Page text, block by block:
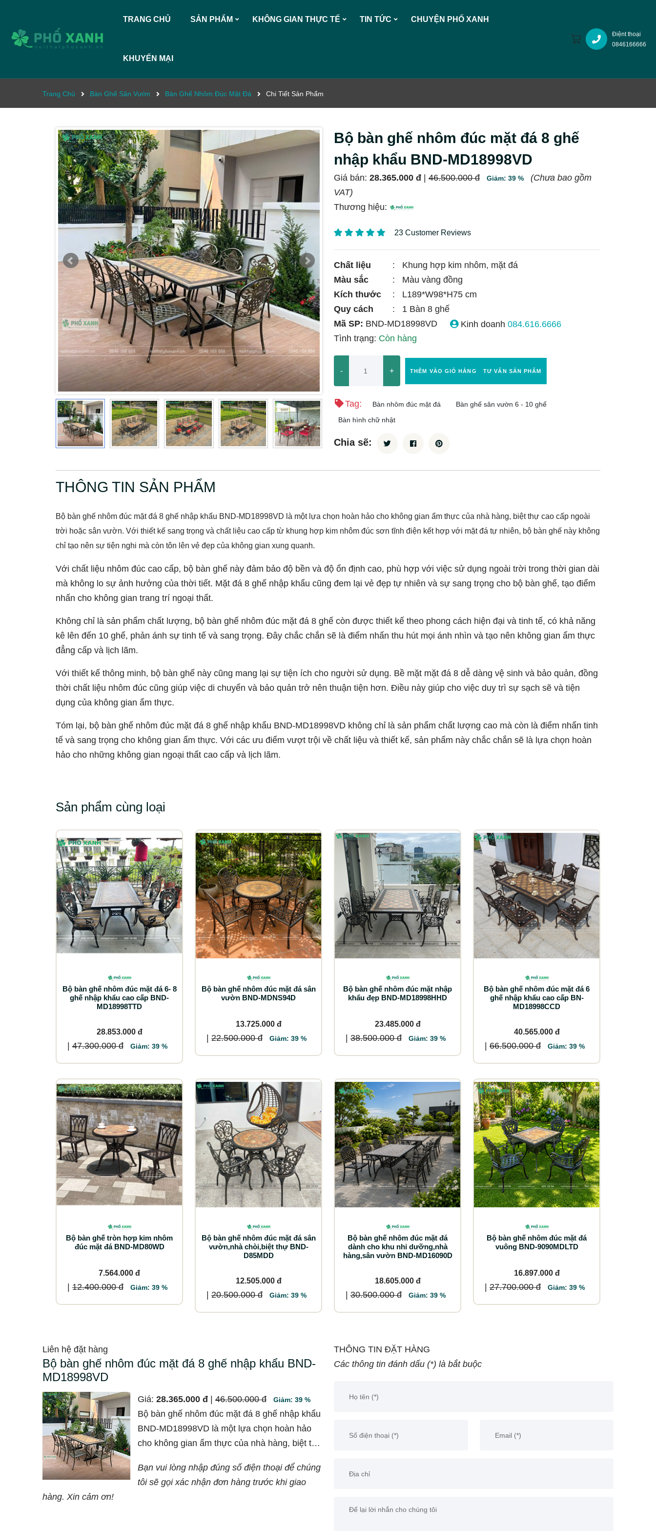
TRANG CHỦ SẢN PHẨM KHÔNG GIAN THỰC TẾ TIN TỨC CHUYỆN PHỐ XANH
KHUYẾN MẠI
Điệnt thoại
0846166666
Trang Chủ Bàn Ghế Sân Vườn Bàn Ghế Nhôm Đúc Mặt Đá Chi Tiết Sản Phẩm
Bộ bàn ghế nhôm đúc mặt đá 8 ghế
nhập khẩu BND-MD18998VD
Giá bán: 28.365.000 đ 46.500.000 đ Giảm: 39 %
(Chưa bao gồm
VAT)
Thương hiệu:
23 Customer Reviews
Chất liệu :
Khung hợp kim nhôm, mặt đá
Màu sắc
:
Màu vàng đồng
Kích thước
:
L189*W98*H75 cm
Quy cách
:
1 Bàn 8 ghế
Mã SP: BND-MD18998VD
Tình trạng: Còn hàng
Kinh doanh 084.616.6666
- + THÊM VÀO GIỎ HÀNG TƯ VẤN SẢN PHẨM
Tag: Bàn nhôm đúc mặt đá
Bàn ghế sân vườn 6 - 10 ghế
Bàn hình chữ nhật
Chia sẽ:
THÔNG TIN SẢN PHẨM
Bộ bàn ghế nhôm đúc mặt đá 8 ghế nhập khẩu BND-MD18998VD là một lựa chọn hoàn hảo cho không gian ẩm thực của nhà hàng, biệt thự cao cấp ngoài
trời hoặc sân vườn. Với thiết kế sang trọng và chất liệu cao cấp từ khung hợp kim nhôm đúc sơn tĩnh điện kết hợp với mặt đá tự nhiên, bộ bàn ghế này không
chỉ tạo nên sự tiện nghi mà còn tôn lên vẻ đẹp của không gian xung quanh.
Với chất liệu nhôm đúc cao cấp, bộ bàn ghế này đảm bảo độ bền và độ ổn định cao, phù hợp với việc sử dụng ngoài trời trong thời gian dài
mà không lo sự ảnh hưởng của thời tiết. Mặt đá 8 ghế nhập khẩu cũng đem lại vẻ đẹp tự nhiên và sự sang trọng cho bộ bàn ghế, tạo điểm
nhấn cho không gian trang trí ngoại thất.
Không chỉ là sản phẩm chất lượng, bộ bàn ghế nhôm đúc mặt đá 8 ghế còn được thiết kế theo phong cách hiện đại và tinh tế, có khả năng
kê lên đến 10 ghế, phản ánh sự tinh tế và sang trọng. Đây chắc chắn sẽ là điểm nhấn thu hút mọi ánh nhìn và tạo nên không gian ẩm thực
đẳng cấp và lịch lãm.
Với thiết kế thông minh, bộ bàn ghế này cũng mang lại sự tiện ích cho người sử dụng. Bề mặt mặt đá 8 dễ dàng vệ sinh và bảo quản, đồng
thời chất liệu nhôm đúc cũng giúp việc di chuyển và bảo quản trở nên thuận tiện hơn. Điều này giúp cho việc duy trì sự sạch sẽ và tiện
dụng của không gian ẩm thực.
Tóm lại, bộ bàn ghế nhôm đúc mặt đá 8 ghế nhập khẩu BND-MD18998VD không chỉ là sản phẩm chất lượng cao mà còn là điểm nhấn tinh
tế và sang trọng cho không gian ẩm thực. Với các ưu điểm vượt trội về chất liệu và thiết kế, sản phẩm này chắc chắn sẽ là lựa chọn hoàn
hảo cho những không gian ngoại thất cao cấp và lịch lãm.
Sản phẩm cùng loại
Bộ bàn ghế nhôm đúc mặt đá 6- 8
ghế nhập khẩu cao cấp BND-
MD18998TTD
28.853.000 đ
47.300.000 đ Giảm: 39 %
Bộ bàn ghế nhôm đúc mặt đá sân
vườn BND-MDNS94D
13.725.000 đ
22.500.000 đ Giảm: 39 %
Bộ bàn ghế nhôm đúc mặt nhập
khẩu đẹp BND-MD18998HHD
23.485.000 đ
38.500.000 đ Giảm: 39 %
Bộ bàn ghế nhôm đúc mặt đá 6
ghế nhập khẩu cao cấp BN-
MD18998CCD
40.565.000 đ
66.500.000 đ Giảm: 39 %
Bộ bàn ghế tròn hợp kim nhôm
đúc mặt đá BND-MD80WD
7.564.000 đ
12.400.000 đ Giảm: 39 %
Bộ bàn ghế nhôm đúc mặt đá sân
vườn,nhà chòi,biệt thự BND-
D85MDD
12.505.000 đ
20.500.000 đ Giảm: 39 %
Bộ bàn ghế nhôm đúc mặt đá
dành cho khu nhỉ dưỡng,nhà
hàng,sân vườn BND-MD16090D
18.605.000 đ
30.500.000 đ Giảm: 39 %
Bộ bàn ghế nhôm đúc mặt đá
vuông BND-9090MDLTD
16.897.000 đ
27.700.000 đ Giảm: 39 %
Liên hệ đặt hàng
Bộ bàn ghế nhôm đúc mặt đá 8 ghế nhập khẩu BND-
MD18998VD
Giá: 28.365.000 đ 46.500.000 đ Giảm: 39 %
Bộ bàn ghế nhôm đúc mặt đá 8 ghế nhập khẩu
BND-MD18998VD là một lựa chọn hoàn hảo
cho không gian ẩm thực của nhà hàng, biệt thự
sang trọng và chất liệu cao cấp từ khung hợp
kim nhôm đúc sơn tĩnh điện kết hợp với mặt đá
Bạn vui lòng nhập đúng số điện thoại để chúng
tôi sẽ gọi xác nhận đơn hàng trước khi giao
hàng. Xin cảm ơn!
THÔNG TIN ĐẶT HÀNG
Các thông tin đánh dấu (*) là bắt buộc